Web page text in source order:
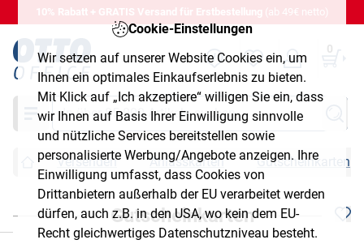
Cookie-Einstellungen
Wir setzen auf unserer Website Cookies ein, um
Ihnen ein optimales Einkaufserlebnis zu bieten.
Mit Klick auf „Ich akzeptiere“ willigen Sie ein, dass
wir Ihnen auf Basis Ihrer Einwilligung sinnvolle
und nützliche Services bereitstellen sowie
personalisierte Werbung/Angebote anzeigen. Ihre
Einwilligung umfasst, dass Cookies von
Drittanbietern außerhalb der EU verarbeitet werden
dürfen, auch z.B. in den USA, wo kein dem EU-
Recht gleichwertiges Datenschutzniveau besteht.
10% Rabatt + GRATIS Versand für Erstbestellung (ab 49€ netto)
0
Suche
Versenden Anlasskarten Gutscheinkarten
Gutscheinkarten